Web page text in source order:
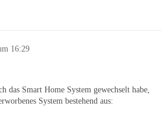
16:29
das Smart Home System gewechselt habe,
System bestehend aus: